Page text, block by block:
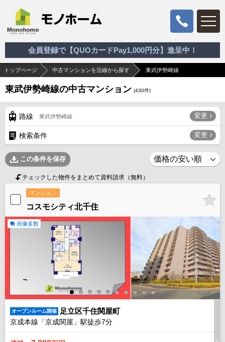
会員登録で【QUOカードPay1,000円分】進呈中！
トップページ 中古マンションを沿線から探す 東武伊勢崎線
東武伊勢崎線の中古マンション (430件)
路線 東武伊勢崎線 変更
検索条件 変更
この条件を保存
チェックした物件をまとめて資料請求（無料）
マンション
コスモシティ北千住
画像多数
オープンルーム開催 足立区千住関屋町
京成本線「京成関屋」駅徒歩7分